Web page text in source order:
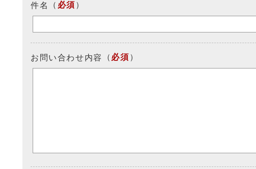
件名 （ 必須 ）
お問い合わせ内容 （ 必須 ）